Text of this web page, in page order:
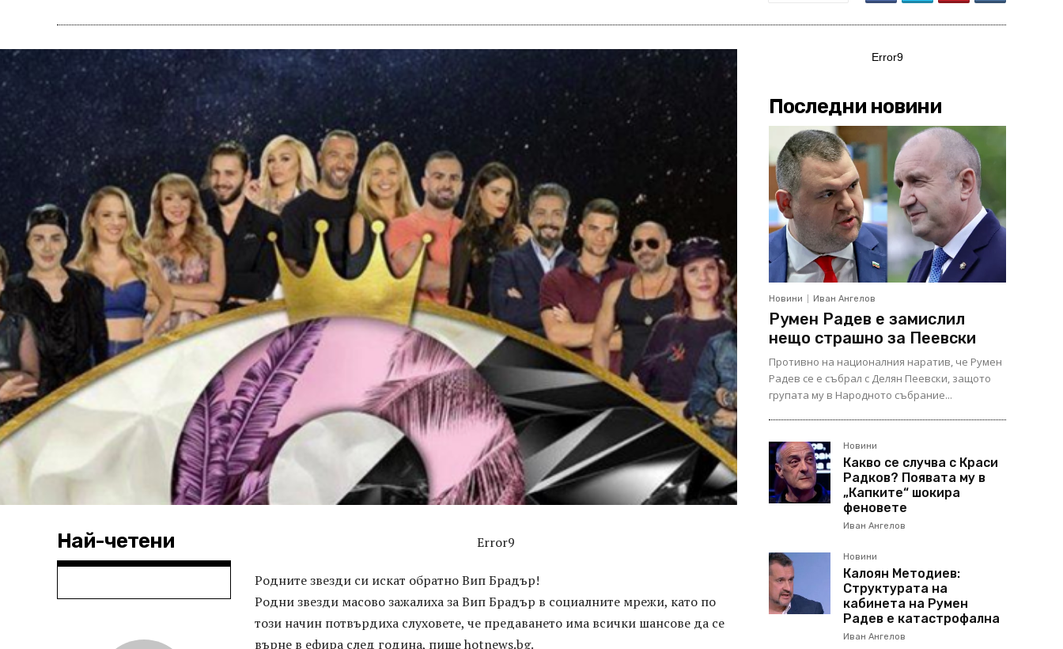
Най-четени Error9
Родните звезди си искат обратно Вип Брадър!
Родни звезди масово зажалиха за Вип Брадър в социалните мрежи, като по
този начин потвърдиха слуховете, че предаването има всички шансове да се
върне в ефира след година, пише hotnews.bg.
Error9
Последни новини
Новини Иван Ангелов
Румен Радев е замислил
нещо страшно за Пеевски
Противно на националния наратив, че Румен
Радев се е събрал с Делян Пеевски, защото
групата му в Народното събрание...
Новини
Какво се случва с Краси
Радков? Появата му в
„Капките“ шокира
феновете
Иван Ангелов
Новини
Калоян Методиев:
Структурата на
кабинета на Румен
Радев е катастрофална
Иван Ангелов